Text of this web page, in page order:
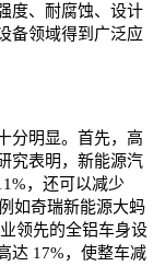
度、耐腐蚀、设计
备领域得到广泛应
分明显。首先，高
究表明，新能源汽
，还可以减少
如奇瑞新能源大蚂
领先的全铝车身设
达 17%，使整车减